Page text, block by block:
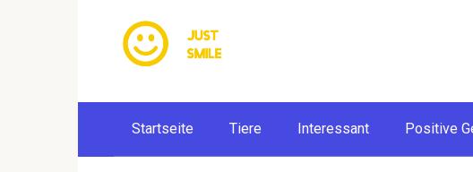
Startseite Tiere Interessant Positive